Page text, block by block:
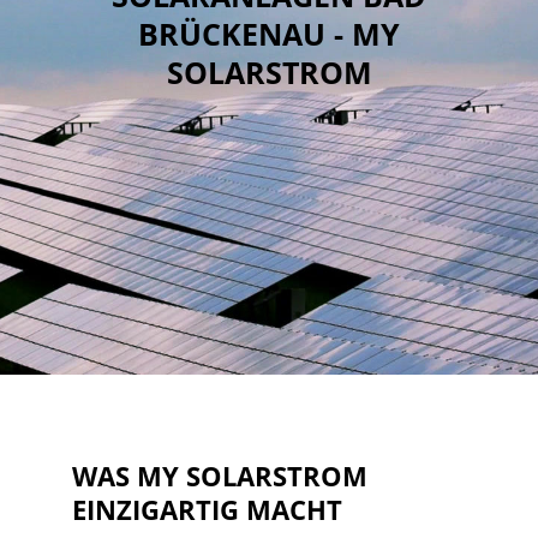
BRÜCKENAU - MY
SOLARSTROM
WAS MY SOLARSTROM
EINZIGARTIG MACHT